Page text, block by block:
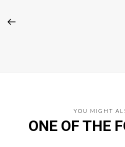
YOU MIGHT
ONE OF THE